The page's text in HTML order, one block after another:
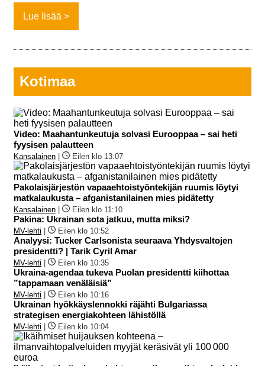
Lue lisää
Kotimaa
Video: Maahantunkeutuja solvasi Eurooppaa – sai heti
fyysisen palautteen
Kansalainen Eilen klo 13:07
Pakolaisjärjestön vapaaehtoistyöntekijän ruumis löytyi
matkalaukusta – afganistanilainen mies pidätetty
Kansalainen Eilen klo 11:10
Pakina: Ukrainan sota jatkuu, mutta miksi?
MV-lehti Eilen klo 10:52
Analyysi: Tucker Carlsonista seuraava Yhdysvaltojen
presidentti? | Tarik Cyril Amar
MV-lehti Eilen klo 10:35
Ukraina-agendaa tukeva Puolan presidentti kiihottaa
”tappamaan venäläisiä”
MV-lehti Eilen klo 10:16
Ukrainan hyökkäyslennokki räjähti Bulgariassa
strategisen energiakohteen lähistöllä
MV-lehti Eilen klo 10:04